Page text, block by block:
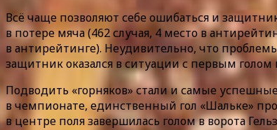
Всё чаще позволяют себе ошибаться и
в потере мяча (462 случая, 4 место в
в антирейтинге). Неудивительно, что
защитник оказался в ситуации с первым голом
Подводить «горняков» стали и самые
в чемпионате, единственный гол «Шальке»
в центре поля завершилась голом в ворота